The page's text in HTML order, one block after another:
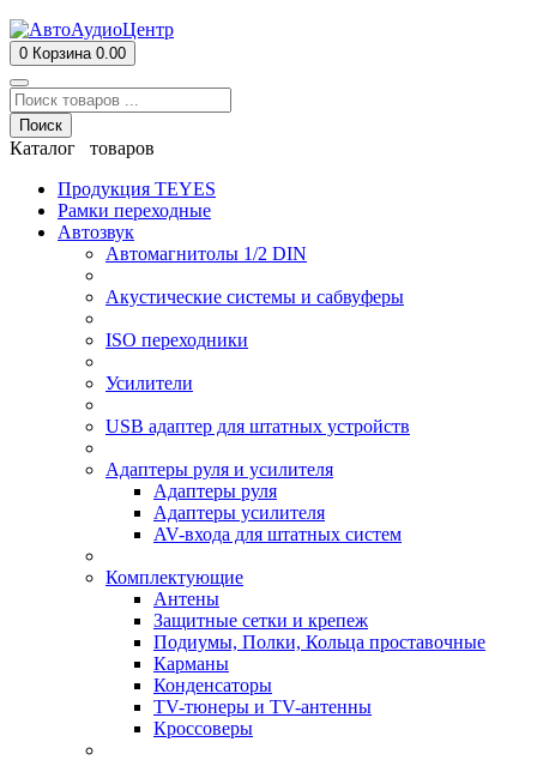
0 Корзина 0.00
Поиск
Каталог товаров
Продукция TEYES
Рамки переходные
Автозвук
Автомагнитолы 1/2 DIN
Акустические системы и сабвуферы
ISO переходники
Усилители
USB адаптер для штатных устройств
Адаптеры руля и усилителя
Адаптеры руля
Адаптеры усилителя
AV-входа для штатных систем
Комплектующие
Антены
Защитные сетки и крепеж
Подиумы, Полки, Кольца проставочные
Карманы
Конденсаторы
TV-тюнеры и TV-антенны
Кроссоверы